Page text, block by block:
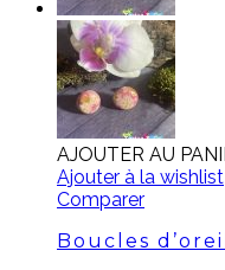
AJOUTER AU
Ajouter à la wishlist
Comparer
Boucles